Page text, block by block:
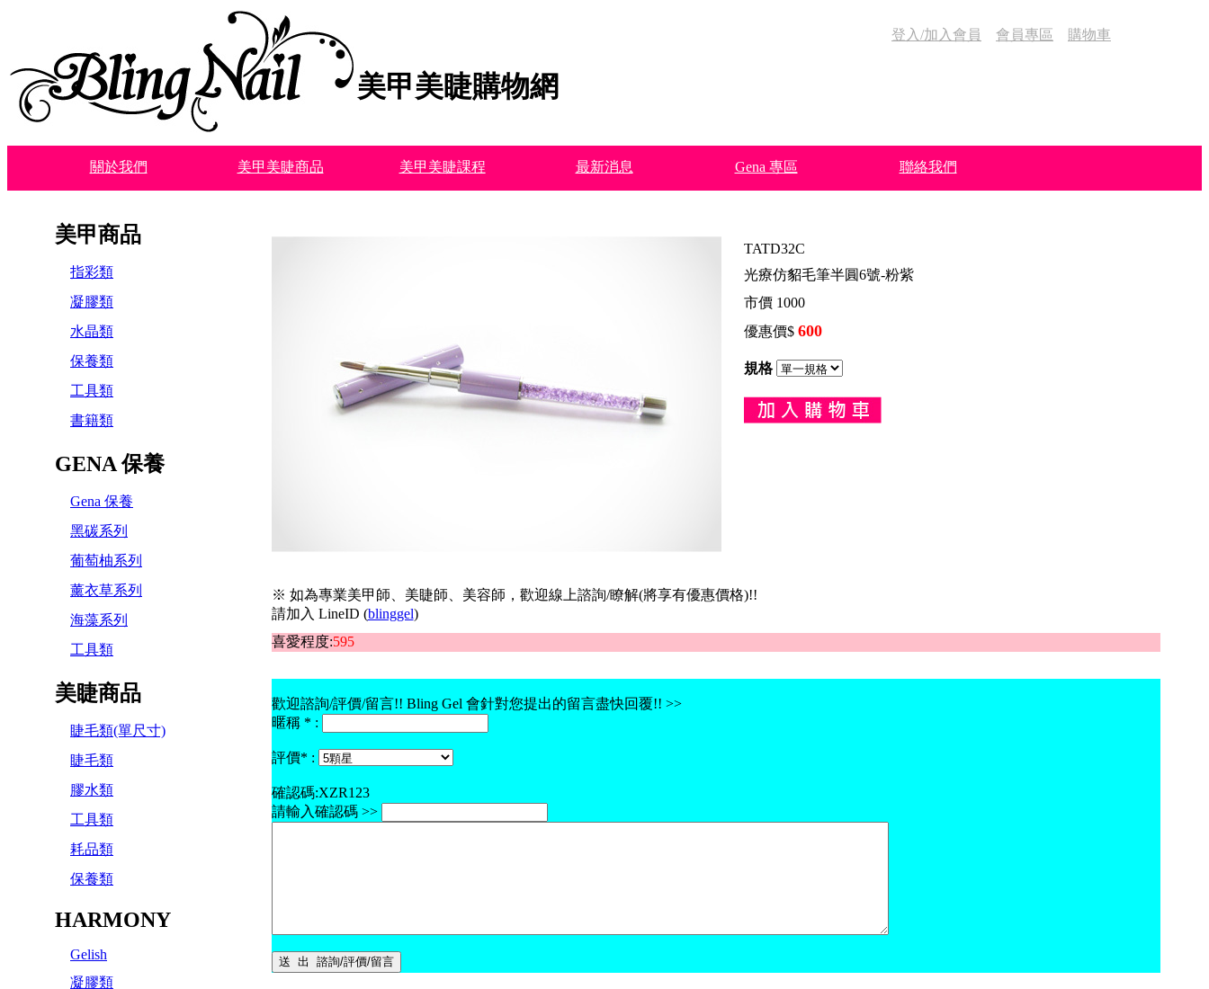
登入/加入會員 會員專區 購物車
美甲美睫購物網
關於我們 美甲美睫商品 美甲美睫課程 最新消息 Gena 專區 聯絡我們
美甲商品
指彩類
凝膠類
水晶類
保養類
工具類
書籍類
GENA 保養
Gena 保養
黑碳系列
葡萄柚系列
薰衣草系列
海藻系列
工具類
美睫商品
睫毛類(單尺寸)
睫毛類
膠水類
工具類
耗品類
保養類
HARMONY
Gelish
凝膠類
TATD32C
光療仿貂毛筆半圓6號-粉紫
市價 1000
優惠價$ 600
規格
※ 如為專業美甲師、美睫師、美容師，歡迎線上諮詢/瞭解(將享有優惠價格)!!
請加入 LineID (blinggel)
喜愛程度:595
歡迎諮詢/評價/留言!! Bling Gel 會針對您提出的留言盡快回覆!! >>
暱稱 * :
評價* :
確認碼:XZR123
請輸入確認碼 >>